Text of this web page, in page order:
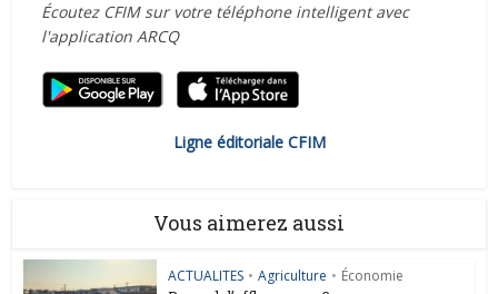
Écoutez CFIM sur votre téléphone intelligent avec
l'application ARCQ
Ligne éditoriale CFIM
Vous aimerez aussi
ACTUALITES • Agriculture • Économie